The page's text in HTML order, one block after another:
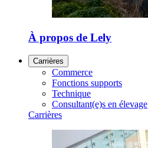
À propos de Lely
Carrières
Commerce
Fonctions supports
Technique
Consultant(e)s en élevage
Carrières